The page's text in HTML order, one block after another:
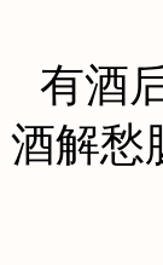
酒
解愁